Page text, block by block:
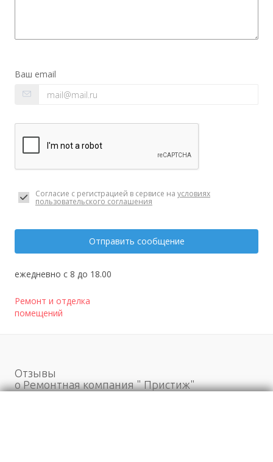
Ваш email
Согласие с регистрацией в сервисе на условиях
пользовательского соглашения
Отправить сообщение
ежедневно с 8 до 18.00
Ремонт и отделка
помещений
Отзывы
о Ремонтная компания " Пристиж"